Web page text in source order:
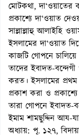
মোটকথা, দা‘ওয়াতের
প্রকাশ্যে দা‘ওয়াত
সাল্লাল্লাহু আলাইহি
ইসলামের দা‘ওয়াত
কাজটি গোপনে
তাদের ইবাদত-
করত। ইসলামের
প্রকাশ করা ও
তারা গোপনে ইবাদত-
ইমাম শামছুদ্দিন আয-
অধ্যায়: পৃ. ১২৭,